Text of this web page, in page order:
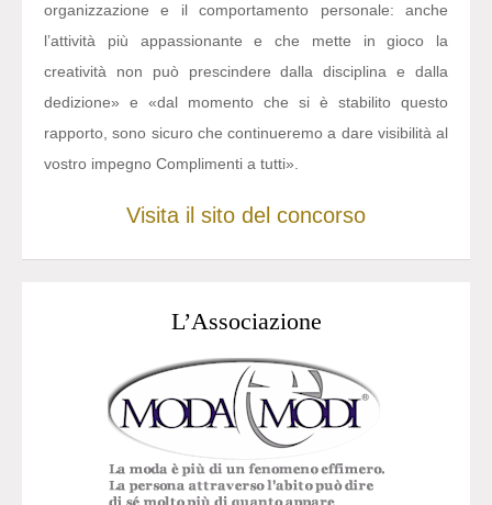
organizzazione e il comportamento personale: anche
l’attività più appassionante e che mette in gioco la
creatività non può prescindere dalla disciplina e dalla
dedizione» e «dal momento che si è stabilito questo
rapporto, sono sicuro che continueremo a dare visibilità al
vostro impegno Complimenti a tutti».
Visita il sito del concorso
L’Associazione